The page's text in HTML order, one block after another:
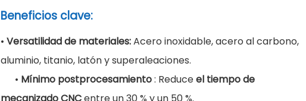
Beneficios clave:
•Versatilidad de materiales:Acero inoxidable, acero al carbono,
aluminio, titanio, latón y superaleaciones.
• Mínimo postprocesamiento: Reduceel tiempo de
mecanizado CNCentre un 30 % y un 50 %.